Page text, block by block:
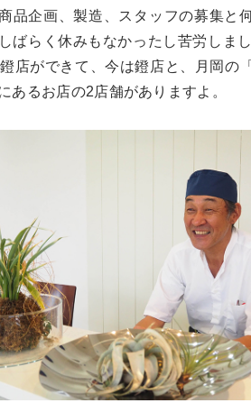
品企画、製造、スタッフの募集と
ばらく休みもなかったし苦労しま
店ができて、今は鐙店と、月岡の
あるお店の2店舗がありますよ。